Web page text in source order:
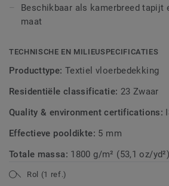
Beschikbaar als kamerbreed tapijt
maat
TECHNISCHE EN MILIEUSPECIFICATIES
Producttype: Textiel vloerbedekking
Residentiële classificatie: 23 Zwaar
Quality & environment certifications:
Effectieve pooldikte: 5 mm
Totale massa: 1800 g/m² (53,1 oz/yd²)
Rol (1 ref.)